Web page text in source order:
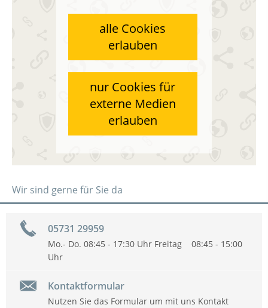
alle Cookies
erlauben
nur Cookies für
externe Medien
erlauben
Wir sind gerne für Sie da
05731 29959
Mo.- Do. 08:45 - 17:30 Uhr Freitag 08:45 - 15:00
Uhr
Kontaktformular
Nutzen Sie das Formular um mit uns Kontakt